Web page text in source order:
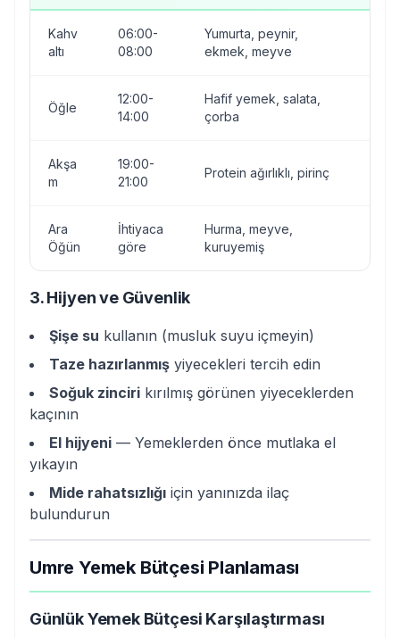
Kahv
altı
06:00-
08:00
Yumurta, peynir,
ekmek, meyve
Öğle
12:00-
14:00
Hafif yemek, salata,
çorba
Akşa
m
19:00-
21:00
Protein ağırlıklı, pirinç
Ara
Öğün
İhtiyaca
göre
Hurma, meyve,
kuruyemiş
3. Hijyen ve Güvenlik
Şişe su kullanın (musluk suyu içmeyin)
Taze hazırlanmış yiyecekleri tercih edin
Soğuk zinciri kırılmış görünen yiyeceklerden
kaçının
El hijyeni — Yemeklerden önce mutlaka el
yıkayın
Mide rahatsızlığı için yanınızda ilaç
bulundurun
Umre Yemek Bütçesi Planlaması
Günlük Yemek Bütçesi Karşılaştırması